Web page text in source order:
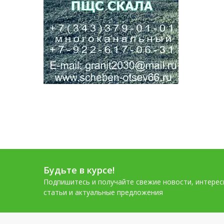
Будьте в курсе!
Подпишитесь и получайте свежие новости,
статьи и актуальные предложения